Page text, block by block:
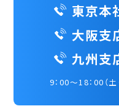
東京本
大阪支
九州支
9：00～18：00（